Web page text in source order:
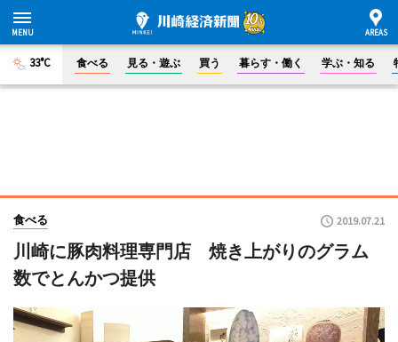
33°C 食べる 見る・遊ぶ 買う 暮らす・働く 学ぶ・知る
食べる 2019.07.21
川崎に豚肉料理専門店 焼き上がりのグラム
数でとんかつ提供